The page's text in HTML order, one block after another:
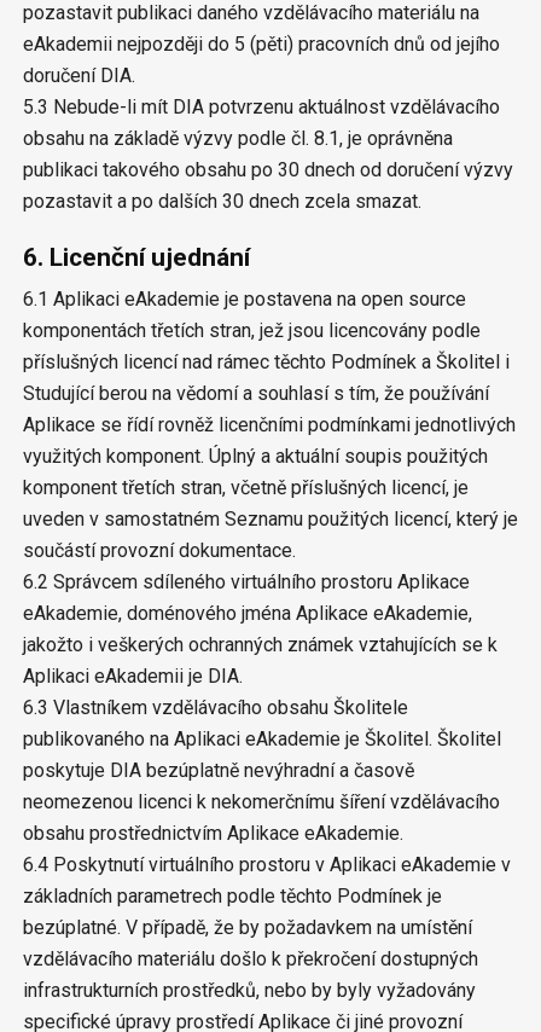
pozastavit publikaci daného vzdělávacího materiálu na
eAkademii nejpozději do 5 (pěti) pracovních dnů od jejího
doručení DIA.
5.3 Nebude-li mít DIA potvrzenu aktuálnost vzdělávacího
obsahu na základě výzvy podle čl. 8.1, je oprávněna
publikaci takového obsahu po 30 dnech od doručení výzvy
pozastavit a po dalších 30 dnech zcela smazat.
6. Licenční ujednání
6.1 Aplikaci eAkademie je postavena na open source
komponentách třetích stran, jež jsou licencovány podle
příslušných licencí nad rámec těchto Podmínek a Školitel i
Studující berou na vědomí a souhlasí s tím, že používání
Aplikace se řídí rovněž licenčními podmínkami jednotlivých
využitých komponent. Úplný a aktuální soupis použitých
komponent třetích stran, včetně příslušných licencí, je
uveden v samostatném Seznamu použitých licencí, který je
součástí provozní dokumentace.
6.2 Správcem sdíleného virtuálního prostoru Aplikace
eAkademie, doménového jména Aplikace eAkademie,
jakožto i veškerých ochranných známek vztahujících se k
Aplikaci eAkademii je DIA.
6.3 Vlastníkem vzdělávacího obsahu Školitele
publikovaného na Aplikaci eAkademie je Školitel. Školitel
poskytuje DIA bezúplatně nevýhradní a časově
neomezenou licenci k nekomerčnímu šíření vzdělávacího
obsahu prostřednictvím Aplikace eAkademie.
6.4 Poskytnutí virtuálního prostoru v Aplikaci eAkademie v
základních parametrech podle těchto Podmínek je
bezúplatné. V případě, že by požadavkem na umístění
vzdělávacího materiálu došlo k překročení dostupných
infrastrukturních prostředků, nebo by byly vyžadovány
specifické úpravy prostředí Aplikace či jiné provozní